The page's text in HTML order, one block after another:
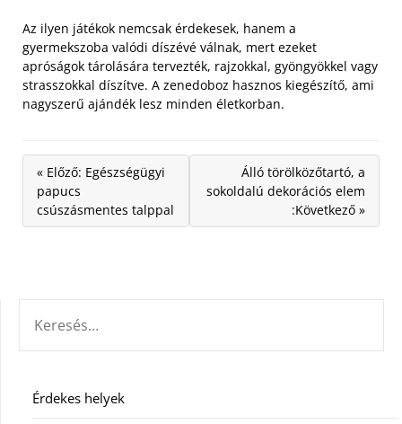
Az ilyen játékok nemcsak érdekesek, hanem a
gyermekszoba valódi díszévé válnak, mert ezeket
apróságok tárolására tervezték, rajzokkal, gyöngyökkel vagy
strasszokkal díszítve. A zenedoboz hasznos kiegészítő, ami
nagyszerű ajándék lesz minden életkorban.
« Előző: Egészségügyi
papucs
csúszásmentes talppal
Álló törölközőtartó, a
sokoldalú dekorációs elem
:Következő »
Érdekes helyek